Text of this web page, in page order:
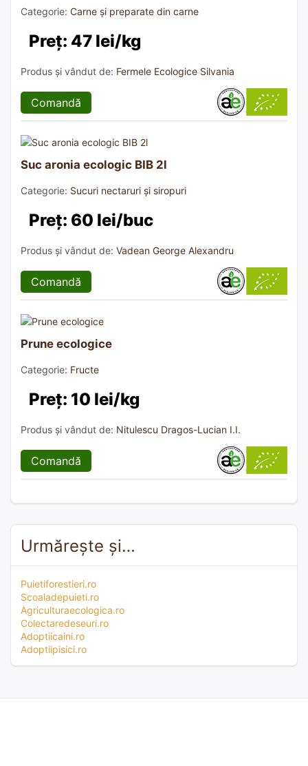
Categorie: Carne și preparate din carne
Preț: 47 lei/kg
Produs și vândut de: Fermele Ecologice Silvania
Comandă
Suc aronia ecologic BIB 2l
Categorie: Sucuri nectaruri și siropuri
Preț: 60 lei/buc
Produs și vândut de: Vadean George Alexandru
Comandă
Prune ecologice
Categorie: Fructe
Preț: 10 lei/kg
Produs și vândut de: Nitulescu Dragos-Lucian I.I.
Comandă
Urmărește și…
Puietiforestieri.ro
Scoaladepuieti.ro
Agriculturaecologica.ro
Colectaredeseuri.ro
Adoptiicaini.ro
Adoptiipisici.ro